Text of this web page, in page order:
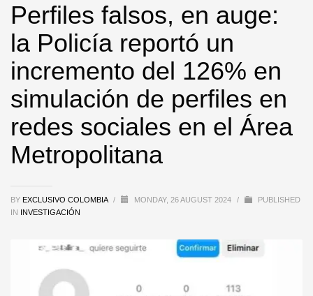
Perfiles falsos, en auge:
la Policía reportó un
incremento del 126% en
simulación de perfiles en
redes sociales en el Área
Metropolitana
BY EXCLUSIVO COLOMBIA / MONDAY, 26 AUGUST 2024 /
PUBLISHED
IN INVESTIGACIÓN